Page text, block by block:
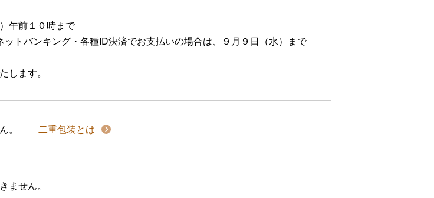
午前１０時まで
トバンキング・各種ID決済でお支払いの場合は、９月９日（水）まで
します。
。 二重包装とは
ません。